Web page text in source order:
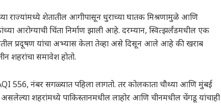
राज्यांमध्ये शेतातील आगीपासून धुराच्या घातक मिश्रणामुळे आणि
आरोग्याची चिंता निर्माण झाली आहे. दरम्यान, स्वित्झर्लंडमधील एक
प्रदूषण यांचा अभ्यास केला तेव्हा असे दिसून आले आहे की खराब
शहरांचा समावेश होतो.
556, नंबर सगळ्यात पहिला लागतो. तर कोलकाता चौथ्या आणि मुंबई
असलेल्या शहरांमध्ये पाकिस्तानमधील लाहोर आणि चीनमधील चेंगडू यांचाही